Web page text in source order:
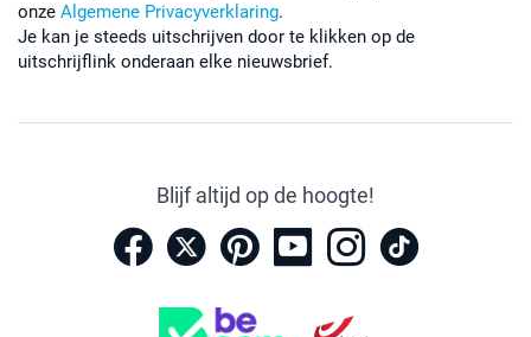
onze Algemene Privacyverklaring.
Je kan je steeds uitschrijven door te klikken op de
uitschrijflink onderaan elke nieuwsbrief.
Blijf altijd op de hoogte!